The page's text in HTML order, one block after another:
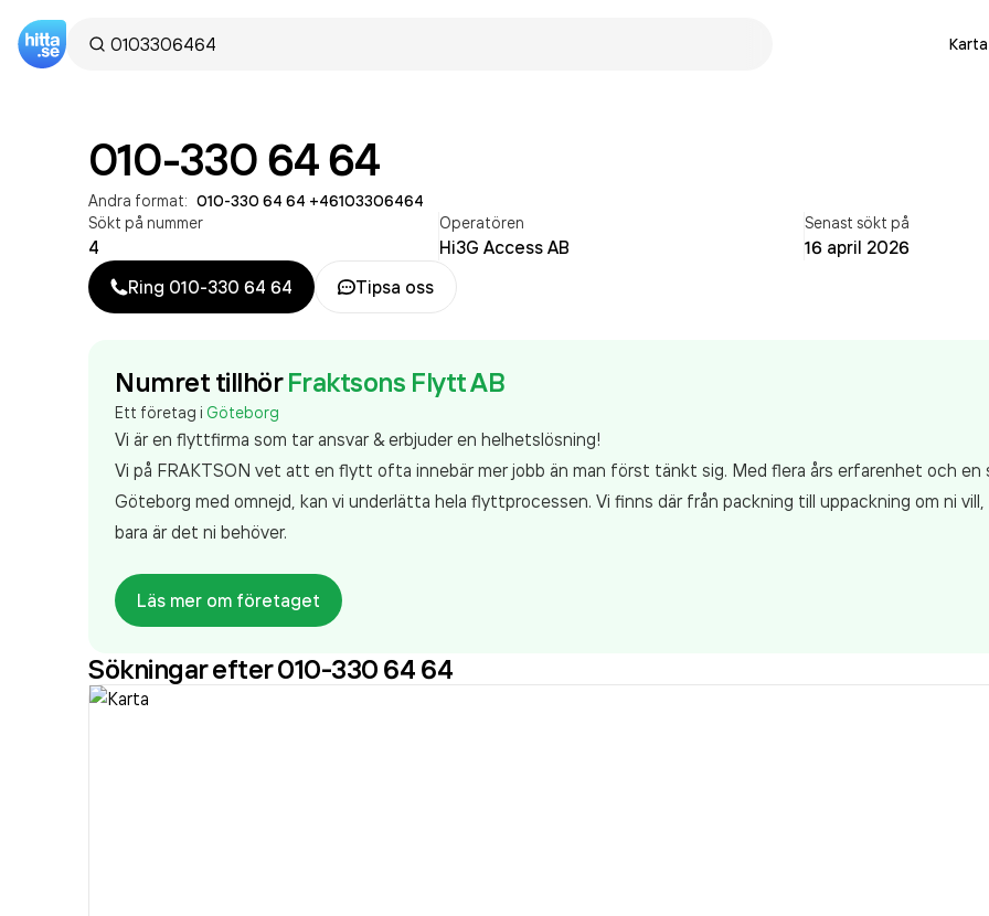
Karta
010-330 64 64
Andra format: 010-330 64 64 +46103306464
Sökt på nummer
4
Operatören
Hi3G Access AB
Senast sökt på
16 april 2026
Ring 010-330 64 64 Tipsa oss
Numret tillhör Fraktsons Flytt AB
Ett företag i Göteborg
Vi är en flyttfirma som tar ansvar & erbjuder en helhetslösning!
Vi på FRAKTSON vet att en flytt ofta innebär mer jobb än man först tänkt sig. Med flera års erfarenhet och en
Göteborg med omnejd, kan vi underlätta hela flyttprocessen. Vi finns där från packning till uppackning om ni
bara är det ni behöver.
Läs mer om företaget
Sökningar efter 010-330 64 64